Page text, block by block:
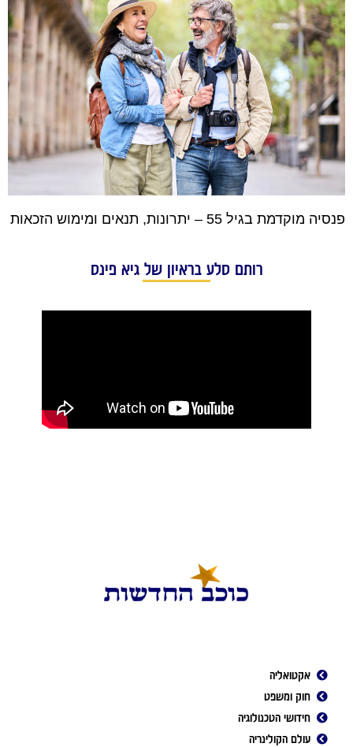
פנסיה מוקדמת בגיל 55 – יתרונות, תנאים ומימוש הזכאות
רותם סלע בראיון של גיא פינס
אקטואליה
חוק ומשפט
חידושי הטכנולוגיה
עולם הקולינריה